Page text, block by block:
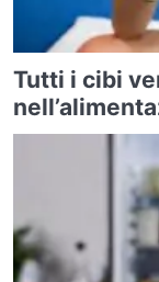
Tutti i cibi